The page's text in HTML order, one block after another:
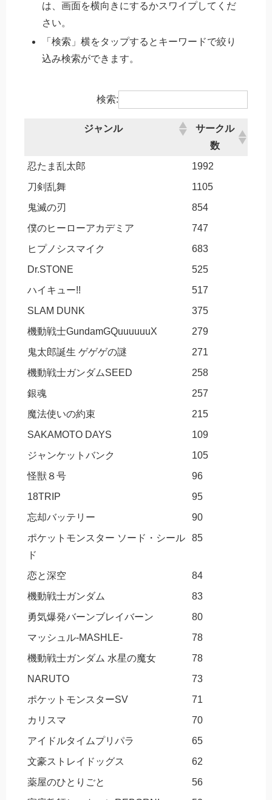
は、画面を横向きにするかスワイプしてくだ
さい。
「検索」横をタップするとキーワードで絞り
込み検索ができます。
検索:
ジャンル
サークル
数
忍たま乱太郎
1992
刀剣乱舞
1105
鬼滅の刃
854
僕のヒーローアカデミア
747
ヒプノシスマイク
683
Dr.STONE
525
ハイキュー!!
517
SLAM DUNK
375
機動戦士GundamGQuuuuuuX
279
鬼太郎誕生 ゲゲゲの謎
271
機動戦士ガンダムSEED
258
銀魂
257
魔法使いの約束
215
SAKAMOTO DAYS
109
ジャンケットバンク
105
怪獣８号
96
18TRIP
95
忘却バッテリー
90
ポケットモンスター ソード・シール
ド
85
恋と深空
84
機動戦士ガンダム
83
勇気爆発バーンブレイバーン
80
マッシュル-MASHLE-
78
機動戦士ガンダム 水星の魔女
78
NARUTO
73
ポケットモンスターSV
71
カリスマ
70
アイドルタイムプリパラ
65
文豪ストレイドッグス
62
薬屋のひとりごと
56